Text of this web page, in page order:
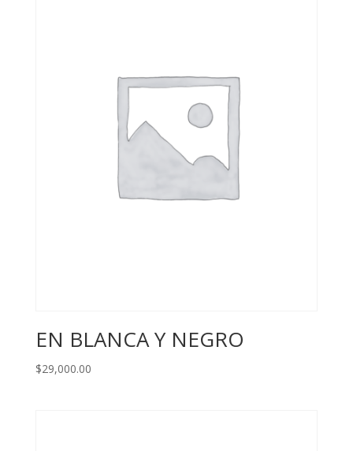
EN BLANCA Y NEGRO
$29,000.00